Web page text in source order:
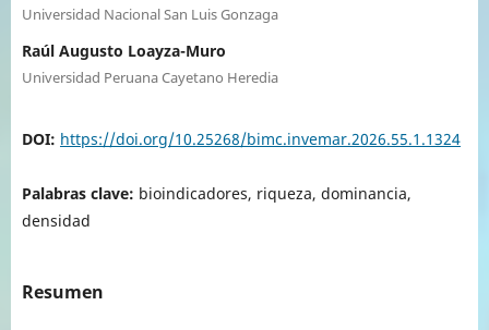
Universidad Nacional San Luis Gonzaga
Raúl Augusto Loayza-Muro
Universidad Peruana Cayetano Heredia
DOI: https://doi.org/10.25268/bimc.invemar.2026.55.1.1324
Palabras clave: bioindicadores, riqueza, dominancia,
densidad
Resumen